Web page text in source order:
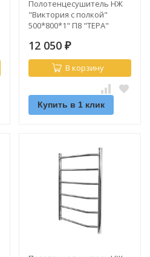
Полотенцесушитель НЖ
"Виктория с полкой"
500*800*1" П8 "ТЕРА"
12 050 ₽
В корзину
Купить в 1 клик